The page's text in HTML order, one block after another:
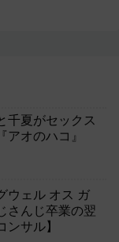
千夏がセックス
アオのハコ』
ウェル オス ガ
さんじ卒業の翌
ンサル】